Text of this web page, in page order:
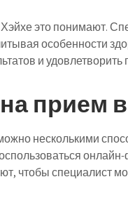
это понимают.
особенности
и удовлетворить
прием
несколькими
чтобы специалист